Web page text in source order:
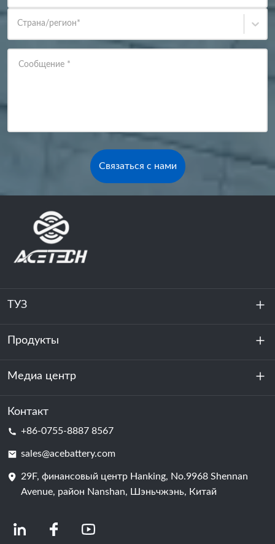
Страна/регион*
Сообщение *
Связаться с нами
ТУЗ
О нас
устойчивость
Продукты
Хранение энергии
Центр обработки данных и серверная комната
Батарейная ячейка
Медиа центр
Новости
Контакт
+86-0755-8887 8567
sales@acebattery.com
29F, финансовый центр Hanking, No.9968 Shennan
Avenue, район Nanshan, Шэньчжэнь, Китай